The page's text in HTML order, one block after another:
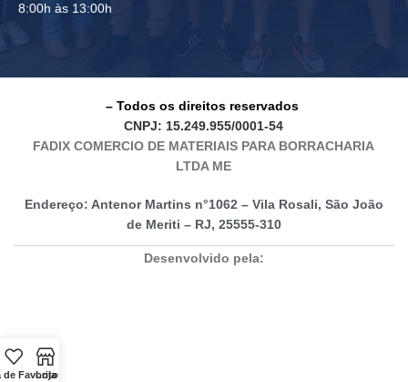
8:00h às 13:00h
– Todos os direitos reservados
CNPJ: 15.249.955/0001-54
FADIX COMERCIO DE MATERIAIS PARA BORRACHARIA
LTDA ME
Endereço: Antenor Martins n°1062 – Vila Rosali, São João
de Meriti – RJ, 25555-310
Desenvolvido pela:
de Favoritos
Loja